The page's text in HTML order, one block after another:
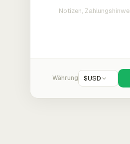
Währung $USD